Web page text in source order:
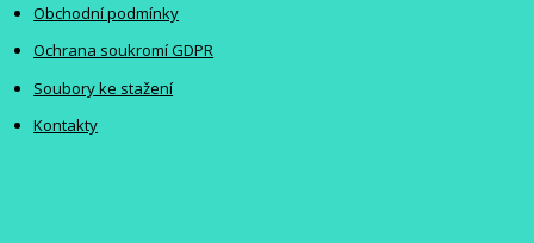
Obchodní podmínky
Ochrana soukromí GDPR
Soubory ke stažení
Kontakty